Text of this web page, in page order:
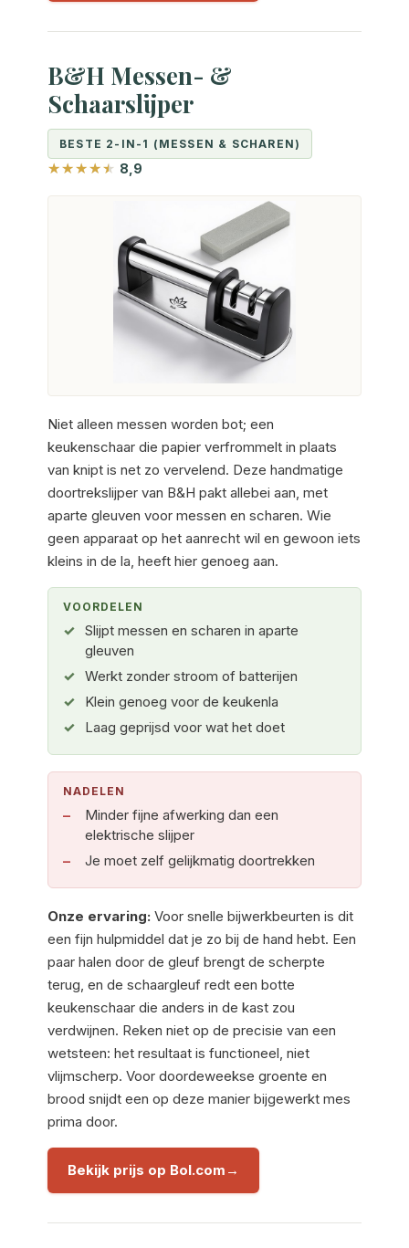
B&H Messen- &
Schaarslijper
BESTE 2-IN-1 (MESSEN & SCHAREN)
8,9
Niet alleen messen worden bot; een
keukenschaar die papier verfrommelt in plaats
van knipt is net zo vervelend. Deze handmatige
doortrekslijper van B&H pakt allebei aan, met
aparte gleuven voor messen en scharen. Wie
geen apparaat op het aanrecht wil en gewoon iets
kleins in de la, heeft hier genoeg aan.
VOORDELEN
Slijpt messen en scharen in aparte
gleuven
Werkt zonder stroom of batterijen
Klein genoeg voor de keukenla
Laag geprijsd voor wat het doet
NADELEN
Minder fijne afwerking dan een
elektrische slijper
Je moet zelf gelijkmatig doortrekken
Onze ervaring: Voor snelle bijwerkbeurten is dit
een fijn hulpmiddel dat je zo bij de hand hebt. Een
paar halen door de gleuf brengt de scherpte
terug, en de schaargleuf redt een botte
keukenschaar die anders in de kast zou
verdwijnen. Reken niet op de precisie van een
wetsteen: het resultaat is functioneel, niet
vlijmscherp. Voor doordeweekse groente en
brood snijdt een op deze manier bijgewerkt mes
prima door.
Bekijk prijs op Bol.com